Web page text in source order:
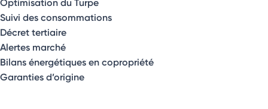
Suivi des consommations
Décret tertiaire
Alertes marché
Bilans énergétiques en copropriété
Garanties d’origine